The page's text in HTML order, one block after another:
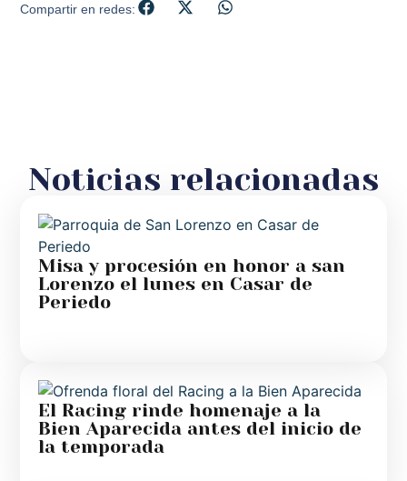
Compartir en redes:
Noticias relacionadas
Misa y procesión en honor a san
Lorenzo el lunes en Casar de
Periedo
El Racing rinde homenaje a la
Bien Aparecida antes del inicio de
la temporada